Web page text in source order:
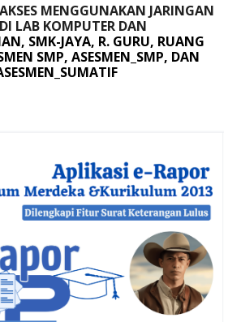
MENGGUNAKAN JARINGAN
LAB KOMPUTER DAN
SMK-JAYA, R. GURU, RUANG
SMP, ASESMEN_SMP, DAN